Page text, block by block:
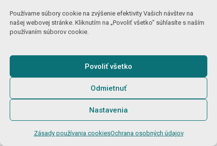
Používame súbory cookie na zvýšenie efektivity Vašich návštev na
našej webovej stránke. Kliknutím na „Povoliť všetko“ súhlasíte s naším
používaním súborov cookie.
Povoliť všetko
Odmietnuť
Nastavenia
Zásady používania cookiesOchrana osobných údajov
Najlepší kameraman Film
Duna: časť druhá
Emilia Pérez
Maria
Jarin Blaschke Nosferatu